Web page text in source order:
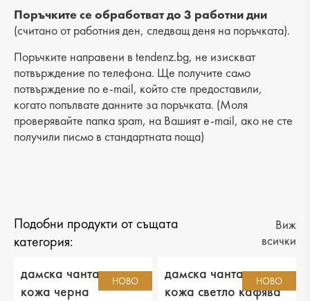
Малък джоб: 3
Външен джоб: 1
Дръжка: дълга
Поръчките се обработват до 3 работни дни
(считано от работния ден, следващ деня на поръчката).
Поръчките направени в tendenz.bg, не изискват
потвърждение по телефона. Ще получите само
потвърждение по e-mail, който сте предоставили,
когато попълвате данните за поръчката. (Моля
проверявайте папка spam, на Вашият e-mail, ако не сте
получили писмо в стандартната поща)
Подобни продукти от същата
категория:
Виж
всички
НОВО
дамска чанта еко
кожа черна
НОВО
дамска чанта еко
кожа светло кафява